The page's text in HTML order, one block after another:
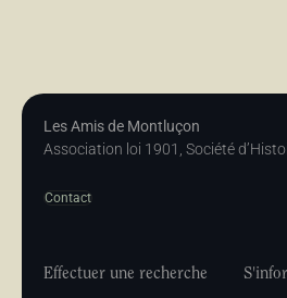
Les Amis de Montluçon
Association loi 1901, Société
Contact
Effectuer une recherche